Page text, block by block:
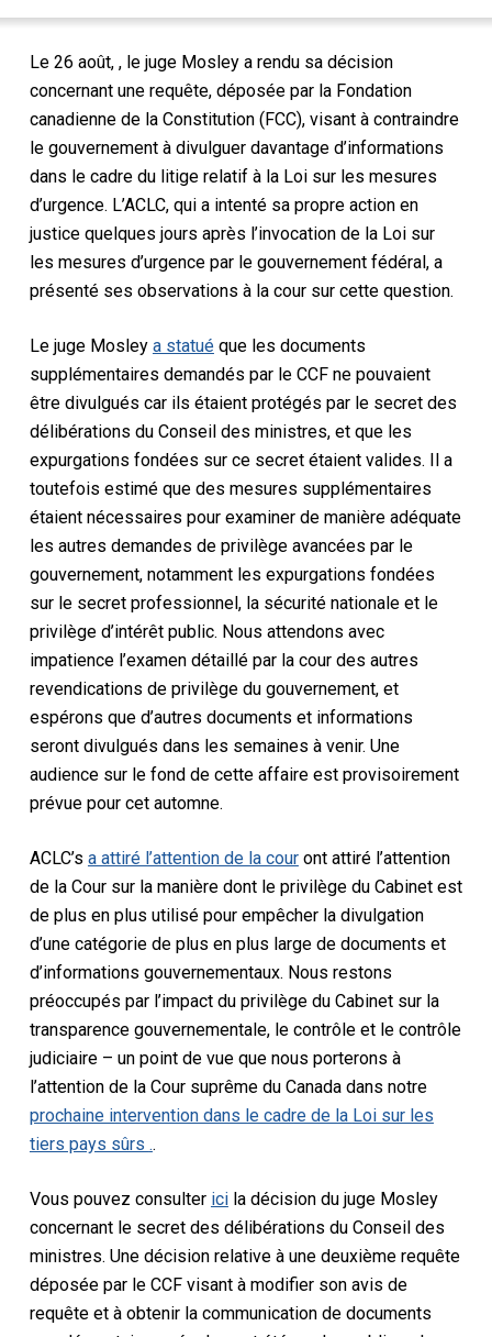
Le 26 août,, le juge Mosley a rendu sa décision
concernant une requête, déposée par la Fondation
canadienne de la Constitution (FCC), visant à contraindre
le gouvernement à divulguer davantage d’informations
dans le cadre du litige relatif à la Loi sur les mesures
d’urgence. L’ACLC, qui a intenté sa propre action en
justice quelques jours après l’invocation de la Loi sur
les mesures d’urgence par le gouvernement fédéral, a
présenté ses observations à la cour sur cette question.
Le juge Mosley a statuéque les documents
supplémentaires demandés par le CCF ne pouvaient
être divulgués car ils étaient protégés par le secret des
délibérations du Conseil des ministres, et que les
expurgations fondées sur ce secret étaient valides. Il a
toutefois estimé que des mesures supplémentaires
étaient nécessaires pour examiner de manière adéquate
les autres demandes de privilège avancées par le
gouvernement, notamment les expurgations fondées
sur le secret professionnel, la sécurité nationale et le
privilège d’intérêt public. Nous attendons avec
impatience l’examen détaillé par la cour des autres
revendications de privilège du gouvernement, et
espérons que d’autres documents et informations
seront divulgués dans les semaines à venir. Une
audience sur le fond de cette affaire est provisoirement
prévue pour cet automne.
ACLC’s a attiré l’attention de la couront attiré l’attention
de la Cour sur la manière dont le privilège du Cabinet est
de plus en plus utilisé pour empêcher la divulgation
d’une catégorie de plus en plus large de documents et
d’informations gouvernementaux. Nous restons
préoccupés par l’impact du privilège du Cabinet sur la
transparence gouvernementale, le contrôle et le contrôle
judiciaire – un point de vue que nous porterons à
l’attention de la Cour suprême du Canada dans notre
prochaine intervention dans le cadre de la Loi sur les
tiers pays sûrs ..
Vous pouvez consulter icila décision du juge Mosley
concernant le secret des délibérations du Conseil des
ministres. Une décision relative à une deuxième requête
déposée par le CCF visant à modifier son avis de
requête et à obtenir la communication de documents